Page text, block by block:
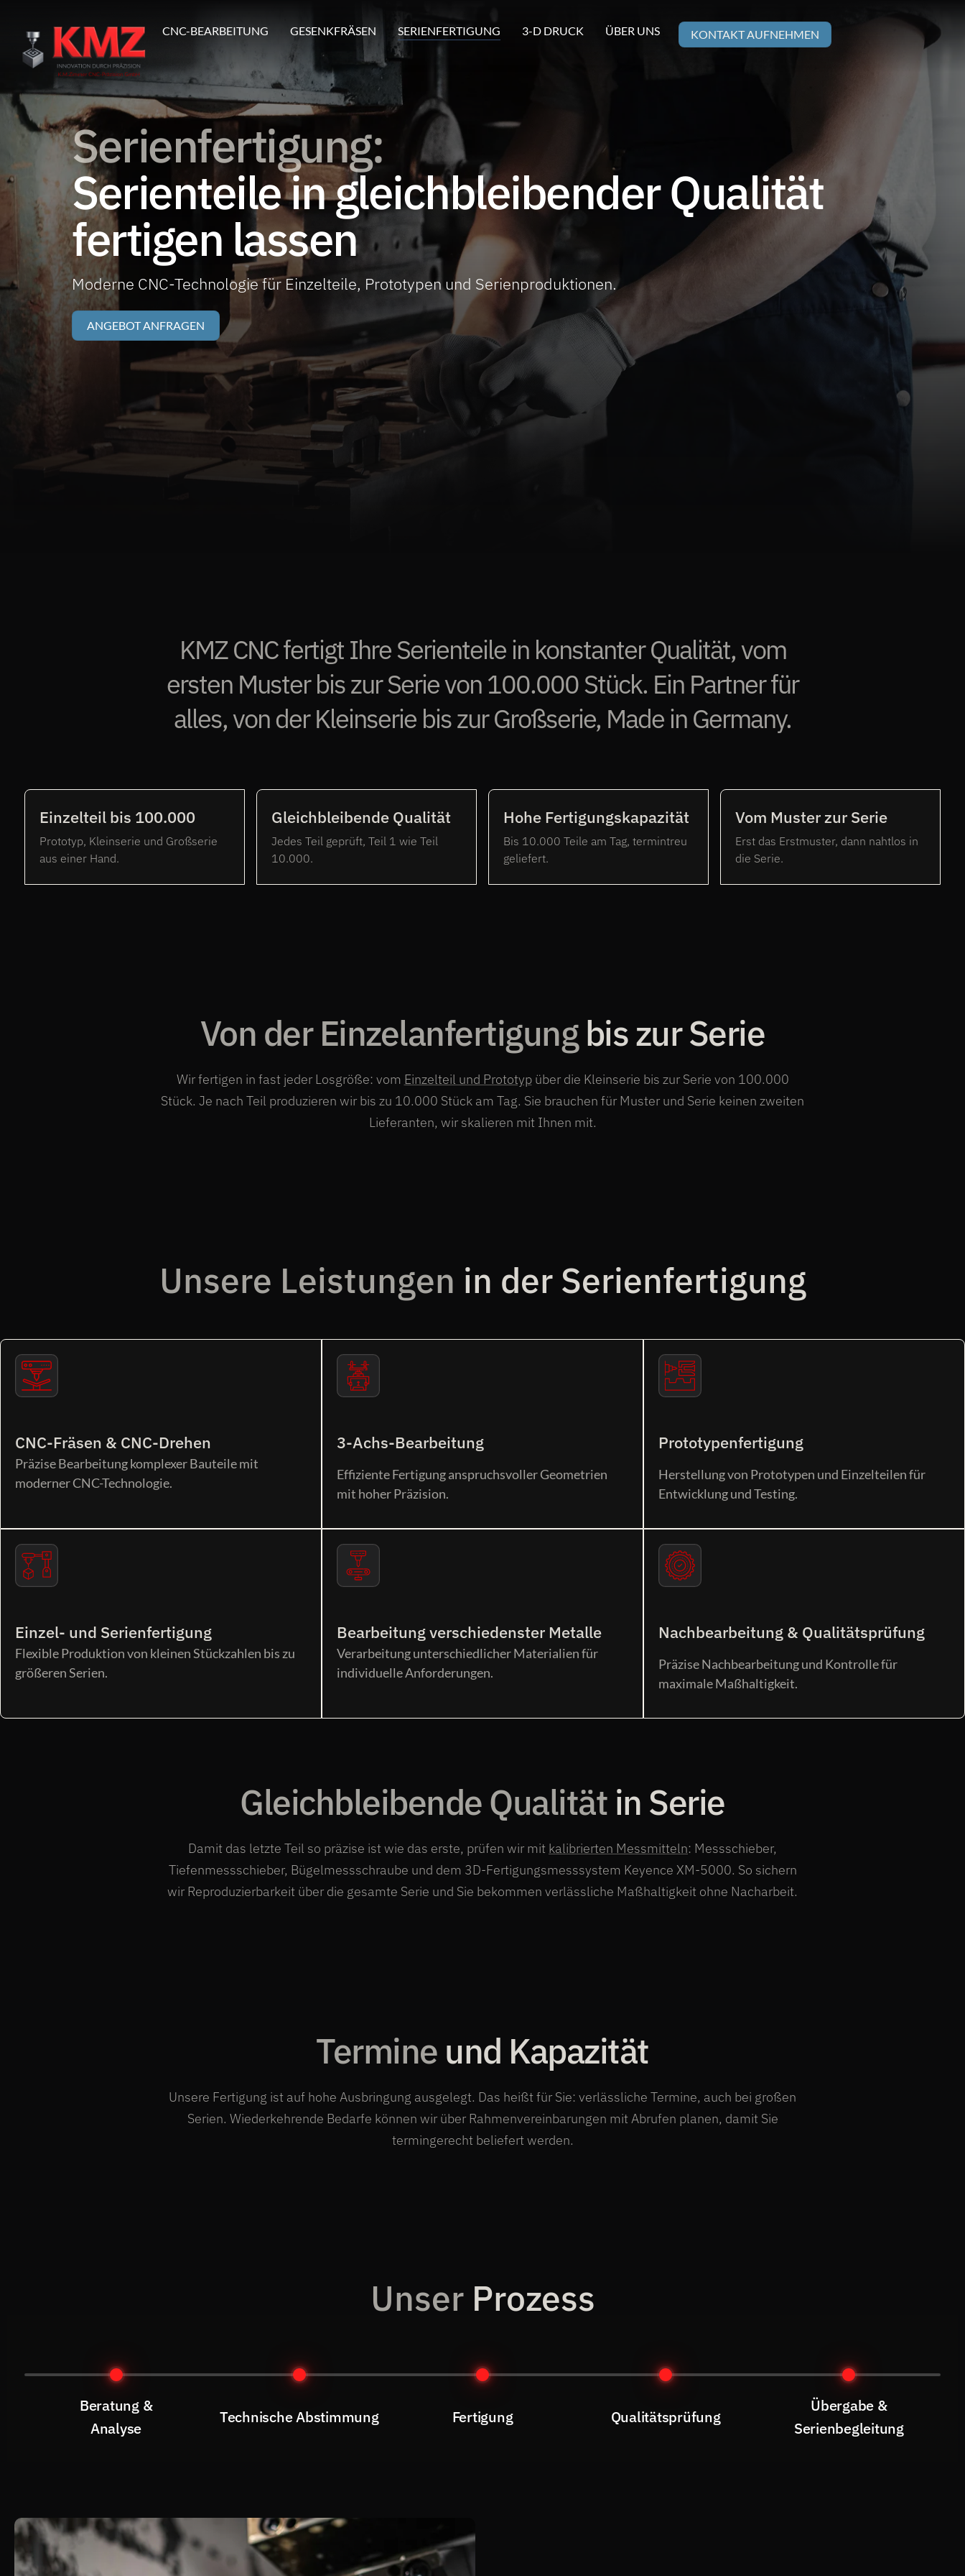
CNC-BEARBEITUNG GESENKFRÄSEN SERIENFERTIGUNG 3-D DRUCK ÜBER UNS KONTAKT AUFNEHMEN
Serienfertigung:
Serienteile in gleichbleibender Qualität
fertigen lassen
Moderne CNC-Technologie für Einzelteile, Prototypen und Serienproduktionen.
ANGEBOT ANFRAGEN
KMZ CNC fertigt Ihre Serienteile in konstanter Qualität, vom
ersten Muster bis zur Serie von 100.000 Stück. Ein Partner für
alles, von der Kleinserie bis zur Großserie, Made in Germany.
Einzelteil bis 100.000
Prototyp, Kleinserie und Großserie
aus einer Hand.
Gleichbleibende Qualität
Jedes Teil geprüft, Teil 1 wie Teil
10.000.
Hohe Fertigungskapazität
Bis 10.000 Teile am Tag, termintreu
geliefert.
Vom Muster zur Serie
Erst das Erstmuster, dann nahtlos in
die Serie.
Von der Einzelanfertigungbis zur Serie
Wir fertigen in fast jeder Losgröße: vom Einzelteil und Prototypüber die Kleinserie bis zur Serie von 100.000
Stück. Je nach Teil produzieren wir bis zu 10.000 Stück am Tag. Sie brauchen für Muster und Serie keinen zweiten
Lieferanten, wir skalieren mit Ihnen mit.
Unsere Leistungen in der Serienfertigung
CNC-Fräsen & CNC-Drehen
Präzise Bearbeitung komplexer Bauteile mit
moderner CNC-Technologie.
3-Achs-Bearbeitung
Effiziente Fertigung anspruchsvoller Geometrien
mit hoher Präzision.
Prototypenfertigung
Herstellung von Prototypen und Einzelteilen für
Entwicklung und Testing.
Einzel- und Serienfertigung
Flexible Produktion von kleinen Stückzahlen bis zu
größeren Serien.
Bearbeitung verschiedenster Metalle
Verarbeitung unterschiedlicher Materialien für
individuelle Anforderungen.
Nachbearbeitung & Qualitätsprüfung
Präzise Nachbearbeitung und Kontrolle für
maximale Maßhaltigkeit.
Gleichbleibende Qualität in Serie
Damit das letzte Teil so präzise ist wie das erste, prüfen wir mit kalibrierten Messmitteln: Messschieber,
Tiefenmessschieber, Bügelmessschraube und dem 3D-Fertigungsmesssystem Keyence XM-5000. So sichern
wir Reproduzierbarkeit über die gesamte Serie und Sie bekommen verlässliche Maßhaltigkeit ohne Nacharbeit.
Termine und Kapazität
Unsere Fertigung ist auf hohe Ausbringung ausgelegt. Das heißt für Sie: verlässliche Termine, auch bei großen
Serien. Wiederkehrende Bedarfe können wir über Rahmenvereinbarungen mit Abrufen planen, damit Sie
termingerecht beliefert werden.
UnserProzess
Beratung &
Analyse
Technische Abstimmung Fertigung Qualitätsprüfung
Übergabe &
Serienbegleitung